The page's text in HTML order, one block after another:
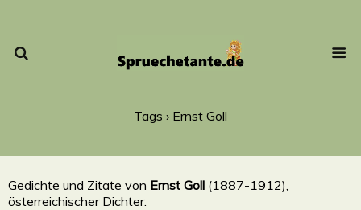
Tags › Ernst Goll
Gedichte und Zitate von Ernst Goll (1887-1912),
österreichischer Dichter.